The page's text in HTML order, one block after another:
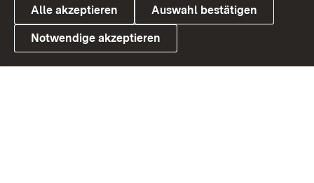
Link zum Landesportal
Alle akzeptieren Auswahl bestätigen
Notwendige akzeptieren